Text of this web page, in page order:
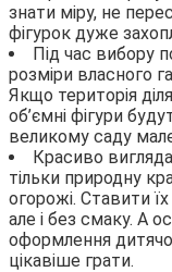
знати міру, не
фігурок дуже
Під час вибору
розміри власного
Якщо територія
об’ємні фігури
великому саду
Красиво
тільки природну
огорожі. Ставити
але і без смаку. А
оформлення
цікавіше грати.